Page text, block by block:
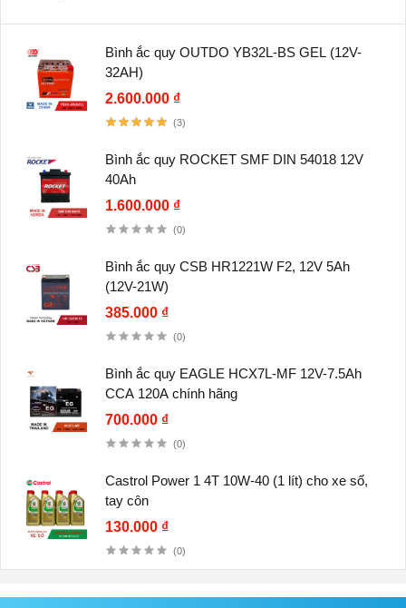
Bình ắc quy OUTDO YB32L-BS GEL (12V-
32AH)
2.600.000 ₫
(3)
Bình ắc quy ROCKET SMF DIN 54018 12V
40Ah
1.600.000 ₫
(0)
Bình ắc quy CSB HR1221W F2, 12V 5Ah
(12V-21W)
385.000 ₫
(0)
Bình ắc quy EAGLE HCX7L-MF 12V-7.5Ah
CCA 120A chính hãng
700.000 ₫
(0)
Castrol Power 1 4T 10W-40 (1 lít) cho xe số,
tay côn
130.000 ₫
(0)